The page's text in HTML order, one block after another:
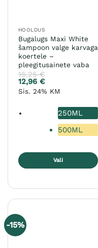
HOOLDUS
Bugalugs Maxi White
šampoon valge karvaga
koertele –
pleegitusainete vaba
15,25€
12,96 €
Sis. 24% KM
250ML
500ML
Vali
varianti.
Valikuid
saab
-15%